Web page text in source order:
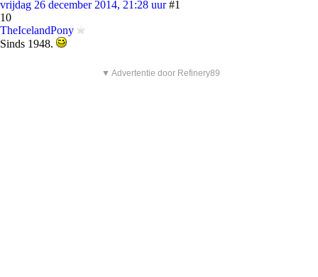
vrijdag 26 december 2014, 21:28 uur #1
10
TheIcelandPony
Sinds 1948.
▼ Advertentie door Refinery89